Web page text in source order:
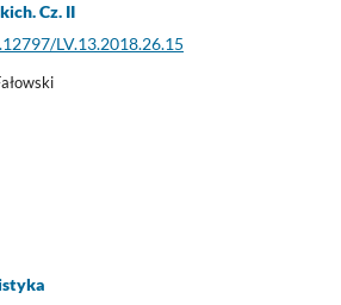
Cz. II
LV.13.2018.26.15